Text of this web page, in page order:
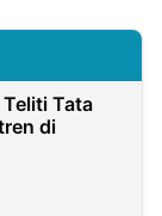
Tata
di